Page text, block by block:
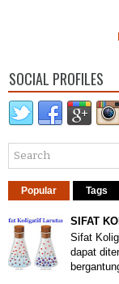
SOCIAL PROFILES
Popular Tags
SIFAT
Sifat
dapat